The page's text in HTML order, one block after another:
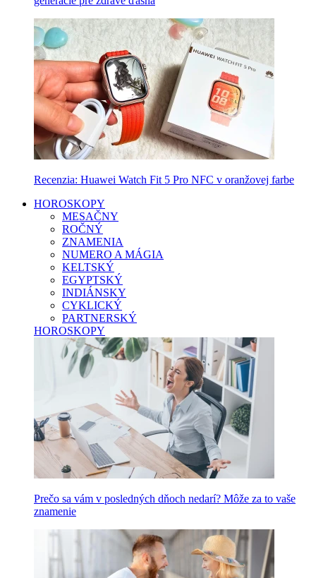
Recenzia: Huawei Watch Fit 5 Pro NFC v oranžovej farbe
HOROSKOPY
MESAČNY
ROČNÝ
ZNAMENIA
NUMERO A MÁGIA
KELTSKÝ
EGYPTSKÝ
INDIÁNSKY
CYKLICKÝ
PARTNERSKÝ
HOROSKOPY
Prečo sa vám v posledných dňoch nedarí? Môže za to vaše
znamenie